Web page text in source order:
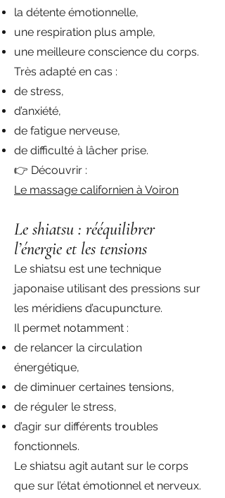
la détente émotionnelle,
une respiration plus ample,
une meilleure conscience du corps.
Très adapté en cas :
de stress,
d’anxiété,
de fatigue nerveuse,
de difficulté à lâcher prise.
👉 Découvrir :
Le massage californien à Voiron
Le shiatsu : rééquilibrer
l’énergie et les tensions
Le shiatsu est une technique
japonaise utilisant des pressions sur
les méridiens d’acupuncture.
Il permet notamment :
de relancer la circulation
énergétique,
de diminuer certaines tensions,
de réguler le stress,
d’agir sur différents troubles
fonctionnels.
Le shiatsu agit autant sur le corps
que sur l’état émotionnel et nerveux.